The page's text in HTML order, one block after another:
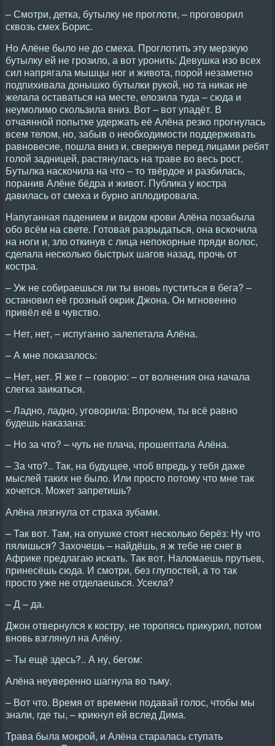
– Смотри, детка, бутылку не проглоти, – проговорил
сквозь смех Борис.
Но Алёне было не до смеха. Проглотить эту мерзкую
бутылку ей не грозило, а вот уронить: Девушка изо всех
сил напрягала мышцы ног и живота, порой незаметно
подпихивала донышко бутылки рукой, но та никак не
желала оставаться на месте, елозила туда – сюда и
неумолимо скользила вниз. Вот – вот упадёт. В
отчаянной попытке удержать её Алёна резко прогнулась
всем телом, но, забыв о необходимости поддерживать
равновесие, пошла вниз и, сверкнув перед лицами ребят
голой задницей, растянулась на траве во весь рост.
Бутылка наскочила на что – то твёрдое и разбилась,
поранив Алёне бёдра и живот. Публика у костра
давилась от смеха и бурно аплодировала.
Напуганная падением и видом крови Алёна позабыла
обо всём на свете. Готовая разрыдаться, она вскочила
на ноги и, зло откинув с лица непокорные пряди волос,
сделала несколько быстрых шагов назад, прочь от
костра.
– Уж не собираешься ли ты вновь пуститься в бега? –
остановил её грозный окрик Джона. Он мгновенно
привёл её в чувство.
– Нет, нет, – испуганно залепетала Алёна.
– А мне показалось:
– Нет, нет. Я же г – говорю: – от волнения она начала
слегка заикаться.
– Ладно, ладно, уговорила: Впрочем, ты всё равно
будешь наказана:
– Но за что? – чуть не плача, прошептала Алёна.
– За что?.. Так, на будущее, чтоб впредь у тебя даже
мыслей таких не было. Или просто потому что мне так
хочется. Может запретишь?
Алёна лязгнула от страха зубами.
– Так вот. Там, на опушке стоят несколько берёз: Ну что
пялишься? Захочешь – найдёшь, я ж тебе не снег в
Африке предлагаю искать. Так вот. Наломаешь прутьев,
принесёшь сюда. И смотри, без глупостей, а то так
просто уже не отделаешься. Усекла?
– Д – да.
Джон отвернулся к костру, не торопясь прикурил, потом
вновь взглянул на Алёну.
– Ты ещё здесь?.. А ну, бегом:
Алёна неуверенно шагнула во тьму.
– Вот что. Время от времени подавай голос, чтобы мы
знали, где ты, – крикнул ей вслед Дима.
Трава была мокрой, и Алёна старалась ступать